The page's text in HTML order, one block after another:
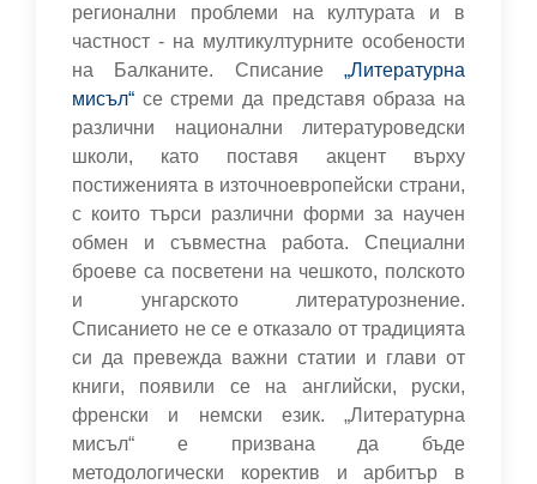
регионални проблеми на културата и в
частност - на мултикултурните особености
на Балканите. Списание „Литературна
мисъл“ се стреми да представя образа на
различни национални литературоведски
школи, като поставя акцент върху
постиженията в източноевропейски страни,
с които търси различни форми за научен
обмен и съвместна работа. Специални
броеве са посветени на чешкото, полското
и унгарското литературознение.
Списанието не се е отказало от традицията
си да превежда важни статии и глави от
книги, появили се на английски, руски,
френски и немски език. „Литературна
мисъл“ е призвана да бъде
методологически коректив и арбитър в